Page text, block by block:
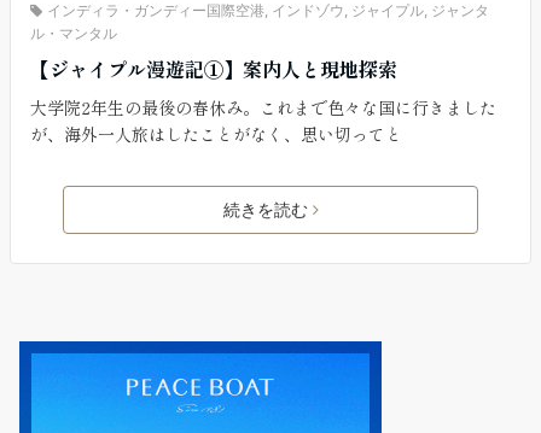
インディラ・ガンディー国際空港, インドゾウ, ジャイプル, ジャンタ
ル・マンタル
【ジャイプル漫遊記①】案内人と現地探索
大学院2年生の最後の春休み。これまで色々な国に行きました
が、海外一人旅はしたことがなく、思い切ってと
続きを読む